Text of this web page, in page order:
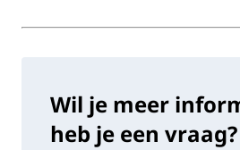
Wil je meer
heb je een vraag?